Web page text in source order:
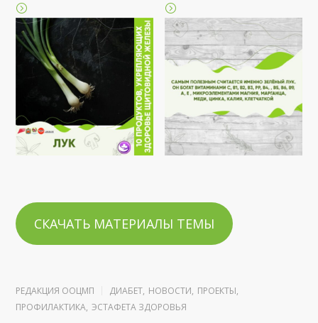
СКАЧАТЬ МАТЕРИАЛЫ ТЕМЫ
РЕДАКЦИЯ ООЦМП ДИАБЕТ, НОВОСТИ, ПРОЕКТЫ,
ПРОФИЛАКТИКА, ЭСТАФЕТА ЗДОРОВЬЯ